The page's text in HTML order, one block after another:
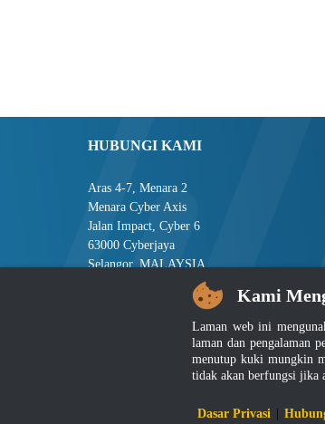
HUBUNGI KAMI
Aras 4-7, Menara 2
Menara Cyber Axis
Jalan Impact, Cyber 6
63000 Cyberjaya
Selangor, MALAYSIA
Tel : +603-8008 2900
E-mel : central[at]jsm[dot]gov[dot]my
Kami
Laman web ini
laman dan pengalaman
menutup kuki mungkin
tidak akan berfungsi jika
Dasar Privasi